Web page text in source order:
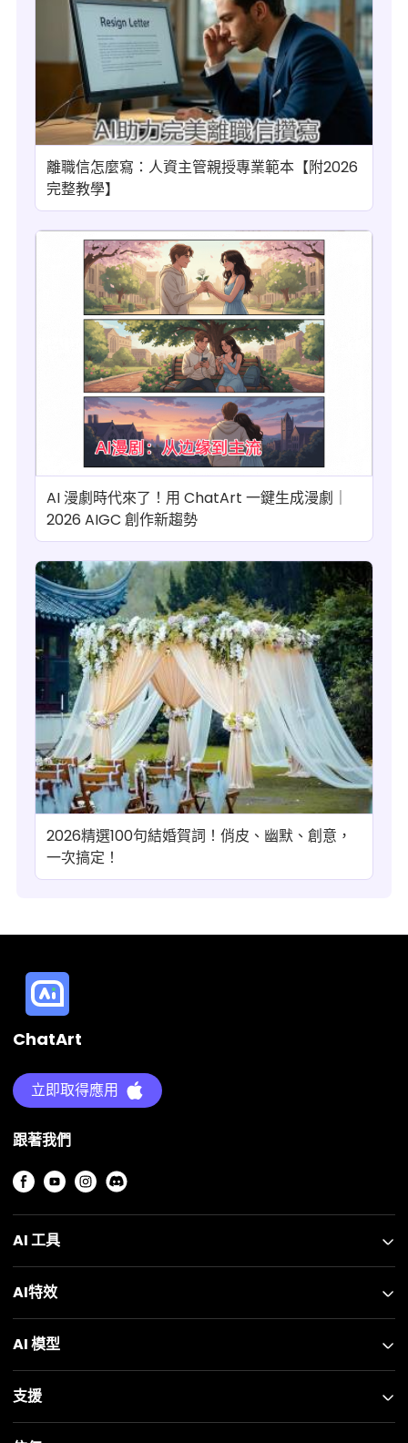
離職信怎麼寫：人資主管親授專業範本【附2026
完整教學】
AI 漫劇時代來了！用 ChatArt 一鍵生成漫劇｜
2026 AIGC 創作新趨勢
2026精選100句結婚賀詞！俏皮、幽默、創意，
一次搞定！
ChatArt
立即取得應用
跟著我們
AI 工具
AI特效
AI 模型
支援